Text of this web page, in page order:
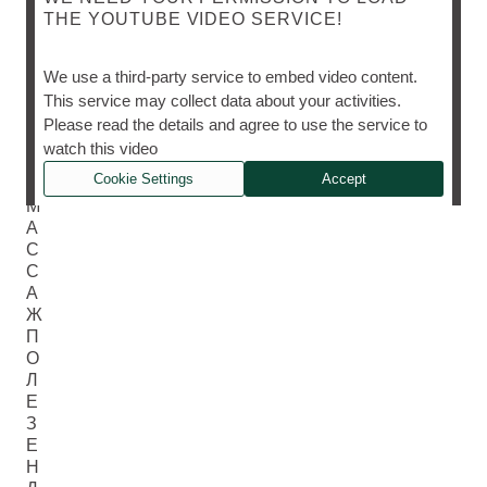
THE YOUTUBE VIDEO SERVICE!
We use a third-party service to embed video content.
This service may collect data about your activities.
Please read the details and agree to use the service to
watch this video
Cookie Settings Accept
М
А
С
С
А
Ж
П
О
Л
Е
З
Е
Н